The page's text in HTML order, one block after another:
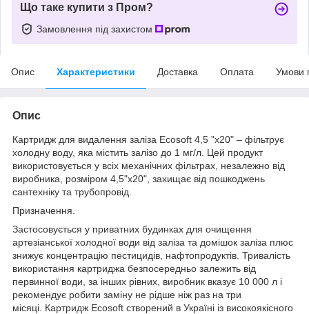
Що таке купити з Пром?
Замовлення під захистом
Опис Характеристики Доставка Оплата Умови
Опис
Картридж для видалення заліза Ecosoft 4,5 "х20" – фільтрує
холодну воду, яка містить залізо до 1 мг/л. Цей продукт
використовується у всіх механічних фільтрах, незалежно від
виробника, розміром 4,5"x20", захищає від пошкоджень
сантехніку та трубопровід.
Призначення.
Застосовується у приватних будинках для очищення
артезіанської холодної води від заліза та домішок заліза плюс
знижує концентрацію пестицидів, нафтопродуктів. Тривалість
використання картриджа безпосередньо залежить від
первинної води, за інших рівних, виробник вказує 10 000 л і
рекомендує робити заміну не рідше ніж раз на три
місяці. Картридж Ecosoft створений в Україні із високоякісного